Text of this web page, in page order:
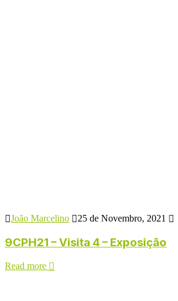
João Marcelino 25 de Novembro, 2021
9CPH21 – Visita 4 – Exposição
Read more